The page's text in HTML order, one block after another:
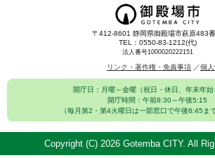
〒412-8601 静岡県御殿場市萩原483
TEL：0550-83-1212(代)
法人番号1000020222151
リンク・著作権・免責事項 個
開庁日：月曜～金曜（祝日・休日、年末年始
開庁時間：午前8:30～午後5:15
（毎月第2・第4火曜日は一部窓口で午後6:45ま
Copyright (C) 2026 Gotemba CITY. All